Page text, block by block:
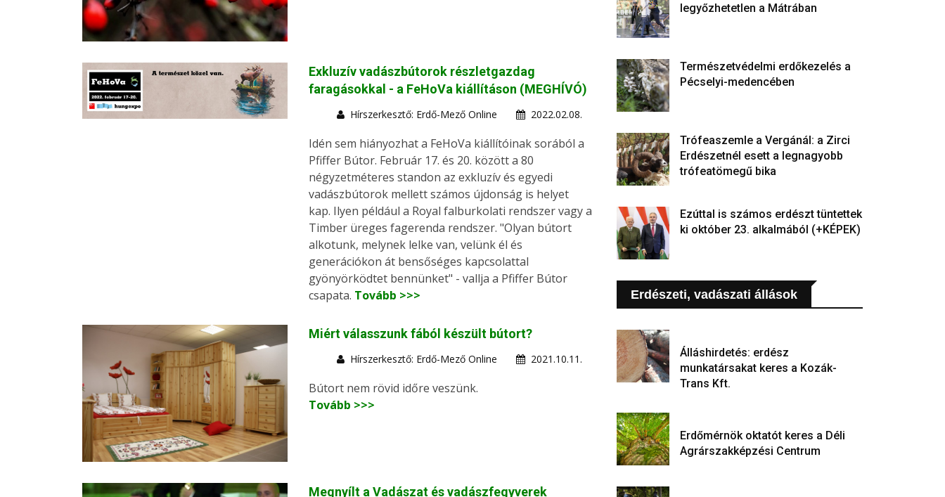
Exkluzív vadászbútorok részletgazdag
faragásokkal - a FeHoVa kiállításon (MEGHÍVÓ)
Hírszerkesztő: Erdő-Mező Online 2022.02.08.
Idén sem hiányozhat a FeHoVa kiállítóinak sorából a
Pfiffer Bútor. Február 17. és 20. között a 80
négyzetméteres standon az exkluzív és egyedi
vadászbútorok mellett számos újdonság is helyet
kap. Ilyen például a Royal falburkolati rendszer vagy a
Timber üreges fagerenda rendszer. "Olyan bútort
alkotunk, melynek lelke van, velünk él és
generációkon át bensőséges kapcsolattal
gyönyörködtet bennünket" - vallja a Pfiffer Bútor
csapata. Tovább >>>
Miért válasszunk fából készült bútort?
Hírszerkesztő: Erdő-Mező Online 2021.10.11.
Bútort nem rövid időre veszünk.
Tovább >>>
Megnyílt a Vadászat és vadászfegyverek
legyőzhetetlen a Mátrában
Természetvédelmi erdőkezelés a
Pécselyi-medencében
Trófeaszemle a Vergánál: a Zirci
Erdészetnél esett a legnagyobb
trófeatömegű bika
Ezúttal is számos erdészt tüntettek
ki október 23. alkalmából (+KÉPEK)
Erdészeti, vadászati állások
Álláshirdetés: erdész
munkatársakat keres a Kozák-
Trans Kft.
Erdőmérnök oktatót keres a Déli
Agrárszakképzési Centrum